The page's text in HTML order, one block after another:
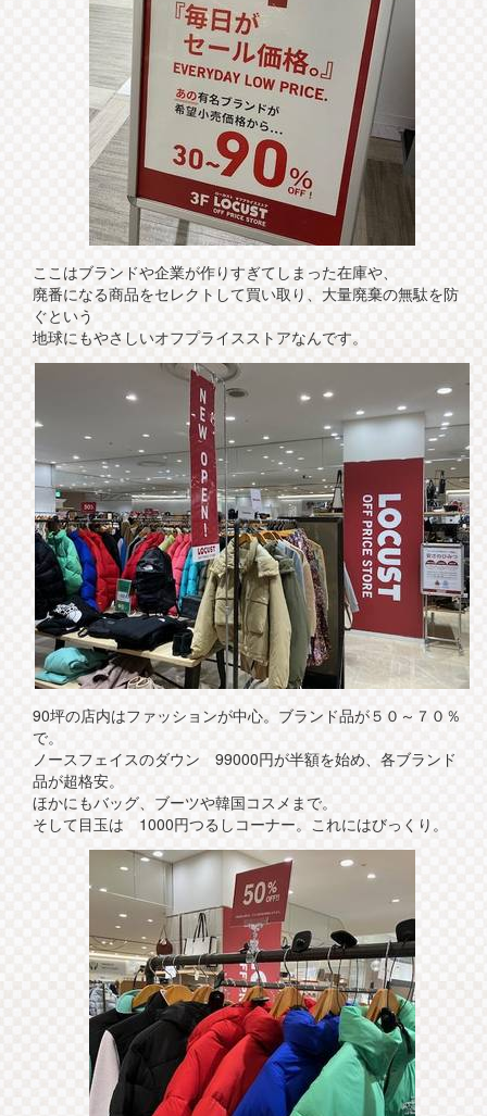
ここはブランドや企業が作りすぎてしまった在庫や、
廃番になる商品をセレクトして買い取り、大量廃棄の無駄を防
ぐという
地球にもやさしいオフプライスストアなんです。
90坪の店内はファッションが中心。ブランド品が５０～７０％
で。
ノースフェイスのダウン 99000円が半額を始め、各ブランド
品が超格安。
ほかにもバッグ、ブーツや韓国コスメまで。
そして目玉は 1000円つるしコーナー。これにはびっくり。